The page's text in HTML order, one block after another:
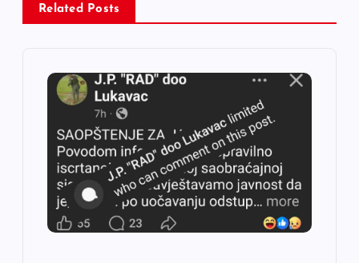
c
Related Posts